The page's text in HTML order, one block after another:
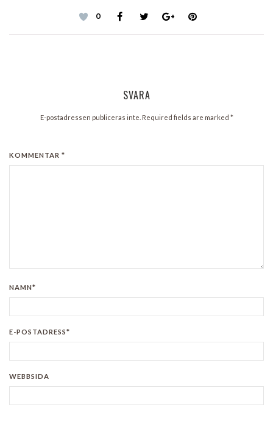
0
SVARA
E-postadressen publiceras inte. Required fields are marked *
KOMMENTAR *
NAMN*
E-POSTADRESS*
WEBBSIDA